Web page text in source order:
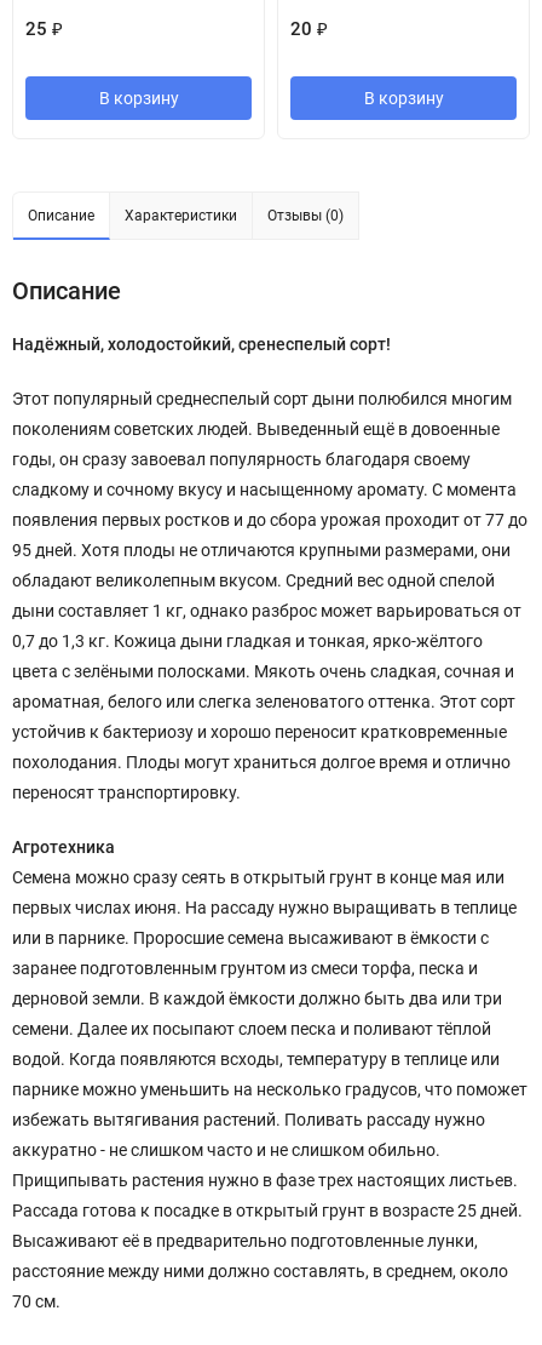
25 ₽
В корзину
20 ₽
В корзину
Описание Характеристики Отзывы (0)
Описание
Надёжный, холодостойкий, сренеспелый сорт!
Этот популярный среднеспелый сорт дыни полюбился многим
поколениям советских людей. Выведенный ещё в довоенные
годы, он сразу завоевал популярность благодаря своему
сладкому и сочному вкусу и насыщенному аромату. С момента
появления первых ростков и до сбора урожая проходит от 77 до
95 дней. Хотя плоды не отличаются крупными размерами, они
обладают великолепным вкусом. Средний вес одной спелой
дыни составляет 1 кг, однако разброс может варьироваться от
0,7 до 1,3 кг. Кожица дыни гладкая и тонкая, ярко-жёлтого
цвета с зелёными полосками. Мякоть очень сладкая, сочная и
ароматная, белого или слегка зеленоватого оттенка. Этот сорт
устойчив к бактериозу и хорошо переносит кратковременные
похолодания. Плоды могут храниться долгое время и отлично
переносят транспортировку.
Агротехника
Семена можно сразу сеять в открытый грунт в конце мая или
первых числах июня. На рассаду нужно выращивать в теплице
или в парнике. Проросшие семена высаживают в ёмкости с
заранее подготовленным грунтом из смеси торфа, песка и
дерновой земли. В каждой ёмкости должно быть два или три
семени. Далее их посыпают слоем песка и поливают тёплой
водой. Когда появляются всходы, температуру в теплице или
парнике можно уменьшить на несколько градусов, что поможет
избежать вытягивания растений. Поливать рассаду нужно
аккуратно - не слишком часто и не слишком обильно.
Прищипывать растения нужно в фазе трех настоящих листьев.
Рассада готова к посадке в открытый грунт в возрасте 25 дней.
Высаживают её в предварительно подготовленные лунки,
расстояние между ними должно составлять, в среднем, около
70 см.